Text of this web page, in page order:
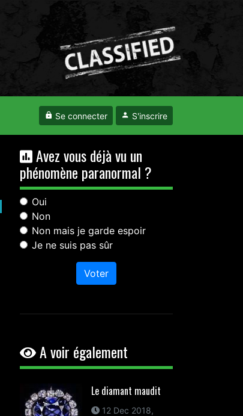
Se connecter S'inscrire
Avez vous déjà vu un
phénomène paranormal ?
Oui
Non
Non mais je garde espoir
Je ne suis pas sûr
Voter
A voir également
Le diamant maudit
12 Dec 2018,